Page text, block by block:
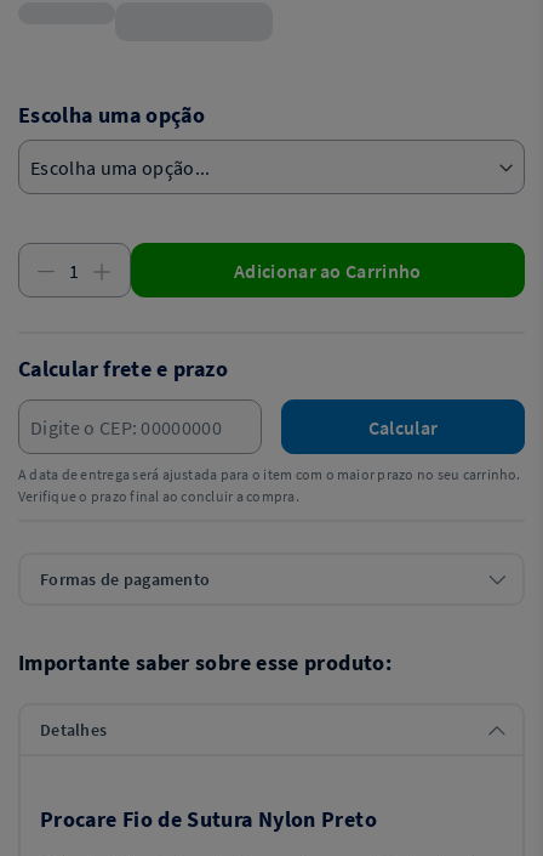
Escolha uma opção
Adicionar ao Carrinho
Calcular frete e prazo
Calcular
A data de entrega será ajustada para o item com o maior prazo no seu carrinho.
Verifique o prazo final ao concluir a compra.
Formas de pagamento
Importante saber sobre esse produto:
Detalhes
Procare Fio de Sutura Nylon Preto